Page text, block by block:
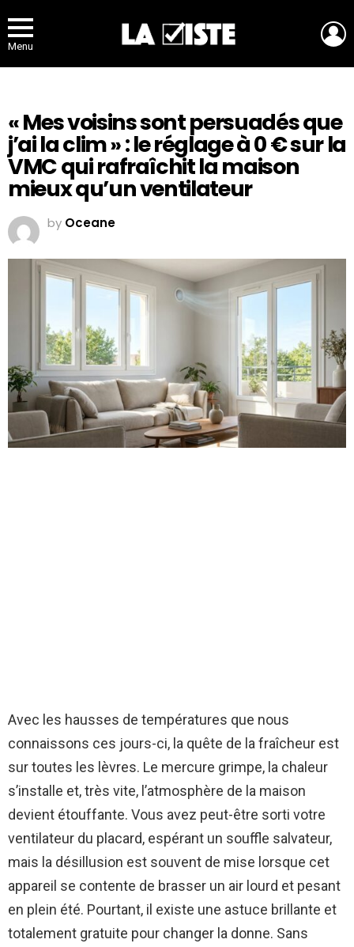
Menu
« Mes voisins sont persuadés que
j’ai la clim » : le réglage à 0 € sur la
VMC qui rafraîchit la maison
mieux qu’un ventilateur
by Oceane
Avec les hausses de températures que nous
connaissons ces jours-ci, la quête de la fraîcheur est
sur toutes les lèvres. Le mercure grimpe, la chaleur
s’installe et, très vite, l’atmosphère de la maison
devient étouffante. Vous avez peut-être sorti votre
ventilateur du placard, espérant un souffle salvateur,
mais la désillusion est souvent de mise lorsque cet
appareil se contente de brasser un air lourd et pesant
en plein été. Pourtant, il existe une astuce brillante et
totalement gratuite pour changer la donne. Sans